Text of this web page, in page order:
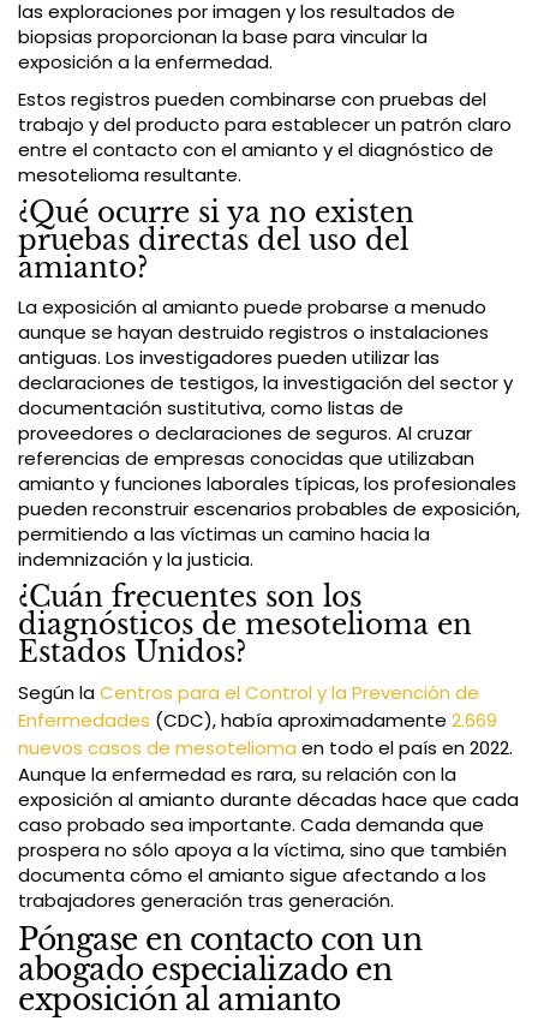
las exploraciones por imagen y los resultados de
biopsias proporcionan la base para vincular la
exposición a la enfermedad.
Estos registros pueden combinarse con pruebas del
trabajo y del producto para establecer un patrón claro
entre el contacto con el amianto y el diagnóstico de
mesotelioma resultante.
¿Qué ocurre si ya no existen
pruebas directas del uso del
amianto?
La exposición al amianto puede probarse a menudo
aunque se hayan destruido registros o instalaciones
antiguas. Los investigadores pueden utilizar las
declaraciones de testigos, la investigación del sector y
documentación sustitutiva, como listas de
proveedores o declaraciones de seguros. Al cruzar
referencias de empresas conocidas que utilizaban
amianto y funciones laborales típicas, los profesionales
pueden reconstruir escenarios probables de exposición,
permitiendo a las víctimas un camino hacia la
indemnización y la justicia.
¿Cuán frecuentes son los
diagnósticos de mesotelioma en
Estados Unidos?
Según laCentros para el Control y la Prevención de
Enfermedades (CDC), había aproximadamente 2.669
nuevos casos de mesotelioma en todo el país en 2022.
Aunque la enfermedad es rara, su relación con la
exposición al amianto durante décadas hace que cada
caso probado sea importante. Cada demanda que
prospera no sólo apoya a la víctima, sino que también
documenta cómo el amianto sigue afectando a los
trabajadores generación tras generación.
Póngase en contacto con un
abogado especializado en
exposición al amianto